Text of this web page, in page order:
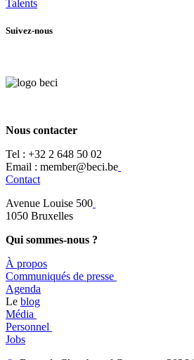
Talents
Suivez-nous
Nous contacter
Tel : +32 2 648 50 02​
​​Email : member@beci.be
Contact
Avenue Louise 500
​1050 Bruxelles
Qui sommes-nous ?
À propos
​​Communiqués de presse
​Agenda
​​Le blog
​Média
Personnel
Jobs